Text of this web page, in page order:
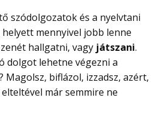
szódolgozatok és a nyelvtani
mennyivel jobb lenne
hallgatni, vagy játszani.
dolgot lehetne végezni a
Magolsz, biflázol, izzadsz, azért,
már semmire ne